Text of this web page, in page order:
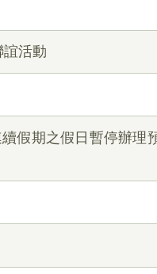
誼活動
假期之假日暫停辦理